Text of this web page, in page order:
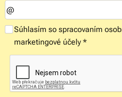
Súhlasím so spracovaním
marketingové účely